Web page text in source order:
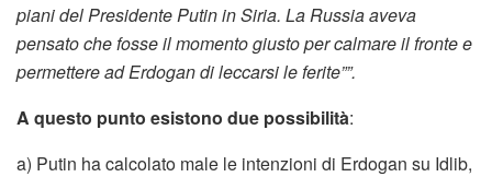
piani del Presidente Putin in Siria. La Russia aveva
pensato che fosse il momento giusto per calmare il fronte e
permettere ad Erdogan di leccarsi le ferite””.
A questo punto esistono due possibilità:
a) Putin ha calcolato male le intenzioni di Erdogan su Idlib,